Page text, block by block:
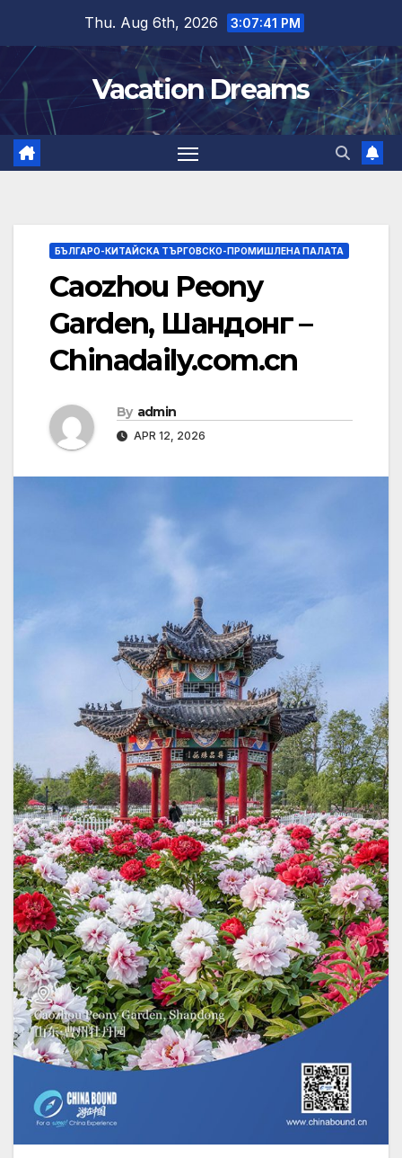
content
Thu. Aug 6th, 2026 3:07:42 PM
Vacation Dreams
БЪЛГАРО-КИТАЙСКА ТЪРГОВСКО-ПРОМИШЛЕНА ПАЛАТА
Caozhou Peony
Garden, Шандонг –
Chinadaily.com.cn
By admin
APR 12, 2026